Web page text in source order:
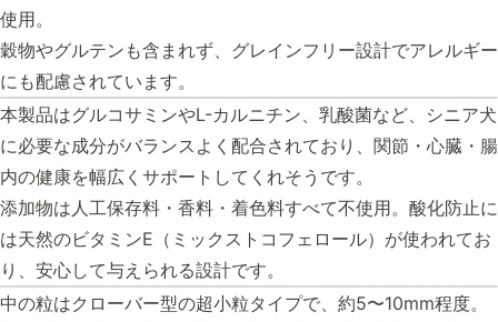
使用。
穀物やグルテンも含まれず、グレインフリー設計でアレルギー
にも配慮されています。
本製品はグルコサミンやL-カルニチン、乳酸菌など、シニア犬
に必要な成分がバランスよく配合されており、関節・心臓・腸
内の健康を幅広くサポートしてくれそうです。
添加物は人工保存料・香料・着色料すべて不使用。酸化防止に
は天然のビタミンE（ミックストコフェロール）が使われてお
り、安心して与えられる設計です。
中の粒はクローバー型の超小粒タイプで、約5〜10mm程度。